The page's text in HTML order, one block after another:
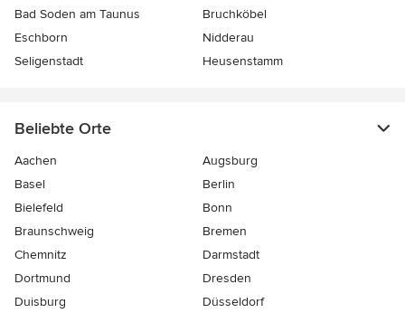
Bad Soden am Taunus
Bruchköbel
Eschborn
Nidderau
Seligenstadt
Heusenstamm
Beliebte Orte
Aachen
Augsburg
Basel
Berlin
Bielefeld
Bonn
Braunschweig
Bremen
Chemnitz
Darmstadt
Dortmund
Dresden
Duisburg
Düsseldorf